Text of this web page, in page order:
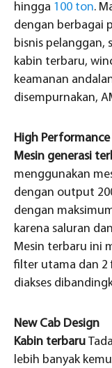
hingga 100 ton.
dengan berbagai
bisnis pelanggan,
kabin terbaru,
keamanan
disempurnakan,
High
Mesin generasi
menggunakan
dengan output
dengan
karena saluran
Mesin terbaru ini
filter utama dan 2
diakses
New Cab Design
Kabin terbaru
lebih banyak